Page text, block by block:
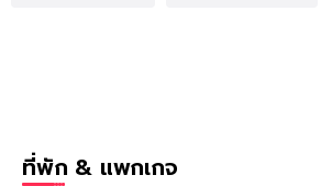
ที่พัก & แพกเกจ